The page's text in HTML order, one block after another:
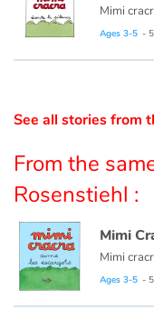
Emotions and feelings
Catalogue anglais
Contraste +
Help
Ages 3-5 -
See all stories from
From the
Rosenstiehl :
Mimi
Ages 3-5 -